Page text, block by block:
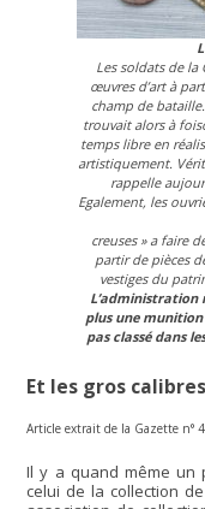
Les soldats de la
œuvres d’art à
champ de
trouvait alors à
temps libre en
artistiquement.
rappelle
Egalement, les
creuses » a faire
partir de pièces
vestiges du
L’administration
plus une
pas classé dans
Et les gros
Article extrait de la Gazette n°
Il y a quand même un
celui de la collection